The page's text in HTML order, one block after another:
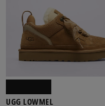
UGG LOWMEL